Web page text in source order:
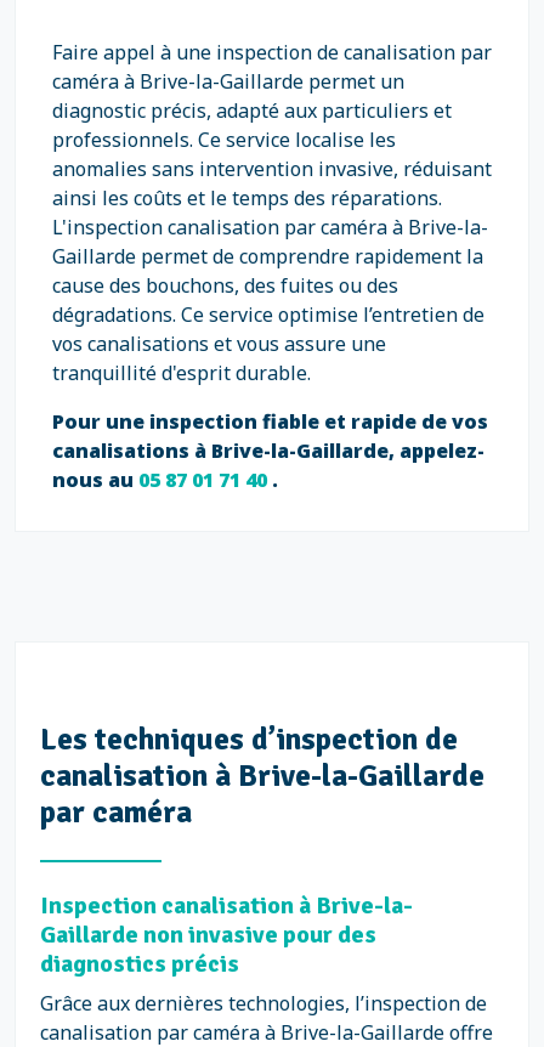
Faire appel à une inspection de canalisation par
caméra à Brive-la-Gaillarde permet un
diagnostic précis, adapté aux particuliers et
professionnels. Ce service localise les
anomalies sans intervention invasive, réduisant
ainsi les coûts et le temps des réparations.
L'inspection canalisation par caméra à Brive-la-
Gaillarde permet de comprendre rapidement la
cause des bouchons, des fuites ou des
dégradations. Ce service optimise l’entretien de
vos canalisations et vous assure une
tranquillité d'esprit durable.
Pour une inspection fiable et rapide de vos
canalisations à Brive-la-Gaillarde, appelez-
nous au 05 87 01 71 40.
Les techniques d’inspection de
canalisation à Brive-la-Gaillarde
par caméra
Inspection canalisation à Brive-la-
Gaillarde non invasive pour des
diagnostics précis
Grâce aux dernières technologies, l’inspection de
canalisation par caméra à Brive-la-Gaillarde offre